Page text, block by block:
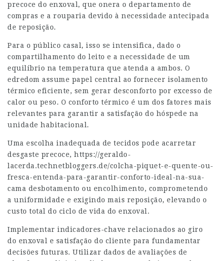
precoce do enxoval, que onera o departamento de
compras e a rouparia devido à necessidade antecipada
de reposição.
Para o público casal, isso se intensifica, dado o
compartilhamento do leito e a necessidade de um
equilíbrio na temperatura que atenda a ambos. O
edredom assume papel central ao fornecer isolamento
térmico eficiente, sem gerar desconforto por excesso de
calor ou peso. O conforto térmico é um dos fatores mais
relevantes para garantir a satisfação do hóspede na
unidade habitacional.
Uma escolha inadequada de tecidos pode acarretar
desgaste precoce, https://geraldo-
lacerda.technetbloggers.de/colcha-piquet-e-quente-ou-
fresca-entenda-para-garantir-conforto-ideal-na-sua-
cama desbotamento ou encolhimento, comprometendo
a uniformidade e exigindo mais reposição, elevando o
custo total do ciclo de vida do enxoval.
Implementar indicadores-chave relacionados ao giro
do enxoval e satisfação do cliente para fundamentar
decisões futuras. Utilizar dados de avaliações de